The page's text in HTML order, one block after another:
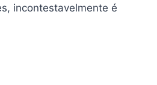
incontestavelmente é